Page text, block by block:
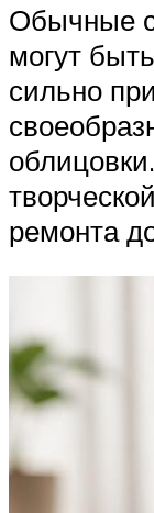
Обычные
могут
сильно
ремонта